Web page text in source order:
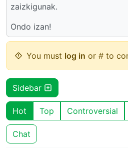
zaizkigunak.
Ondo izan!
You must log in or # to
Sidebar
Hot Top Controversial
Chat